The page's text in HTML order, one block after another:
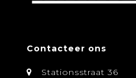
Contacteer ons
Stationsstraat 36